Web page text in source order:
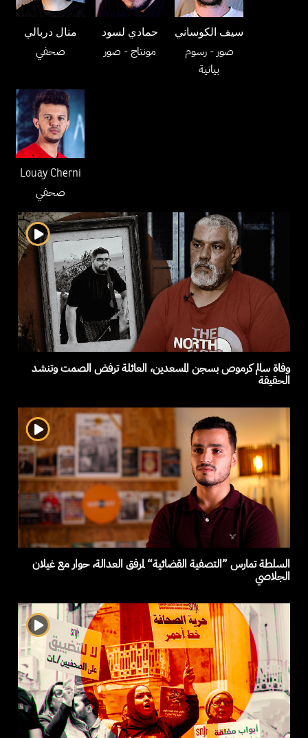
منال دربالي
صحفي
حمادي لسود
مونتاج- صور
سيف الكوساني
صور- رسوم
بيانية
Louay Cherni
صحفي
وفاة سالم كرموص بسجن المسعدين، العائلة ترفض الصمت وتنشد
الحقيقة
السلطة تمارس ”التصفية القضائية“ لمرفق العدالة، حوار مع غيلان
الجلاصي